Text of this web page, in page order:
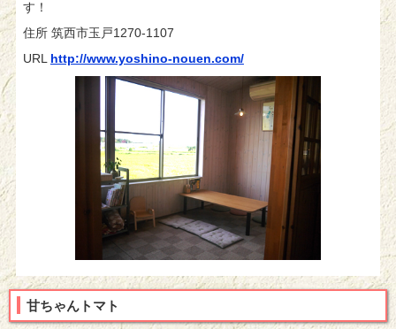
す！
住所 筑西市玉戸1270-1107
URL http://www.yoshino-nouen.com/
甘ちゃんトマト